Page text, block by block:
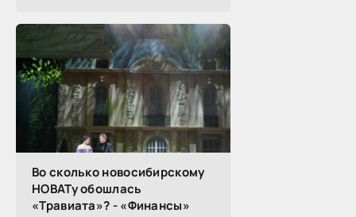
Николай Морев
прокомментировал...
Во сколько новосибирскому
НОВАТу обошлась
«Травиата»? - «Финансы»